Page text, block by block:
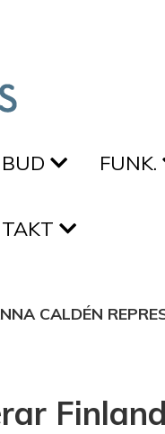
FUNK.
CALDÉN